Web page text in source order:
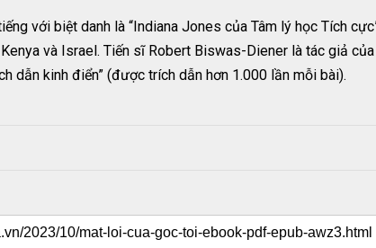
với biệt danh là “Indiana Jones của Tâm lý học Tích
và Israel. Tiến sĩ Robert Biswas-Diener là tác giả
dẫn kinh điển” (được trích dẫn hơn 1.000 lần mỗi bài).